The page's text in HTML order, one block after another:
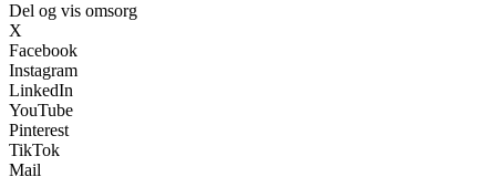
Del og vis omsorg
X
Facebook
Instagram
LinkedIn
YouTube
Pinterest
TikTok
Mail